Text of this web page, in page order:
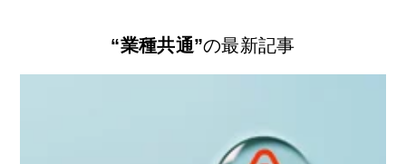
“業種共通”の最新記事